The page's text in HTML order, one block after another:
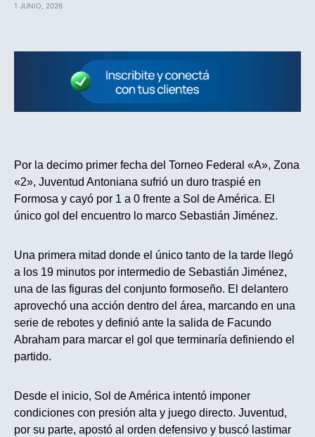
1 JUNIO, 2026
Por la decimo primer fecha del Torneo Federal «A», Zona
«2», Juventud Antoniana sufrió un duro traspié en
Formosa y cayó por 1 a 0 frente a Sol de América. El
único gol del encuentro lo marco Sebastián Jiménez.
Una primera mitad donde el único tanto de la tarde llegó
a los 19 minutos por intermedio de Sebastián Jiménez,
una de las figuras del conjunto formoseño. El delantero
aprovechó una acción dentro del área, marcando en una
serie de rebotes y definió ante la salida de Facundo
Abraham para marcar el gol que terminaría definiendo el
partido.
Desde el inicio, Sol de América intentó imponer
condiciones con presión alta y juego directo. Juventud,
por su parte, apostó al orden defensivo y buscó lastimar